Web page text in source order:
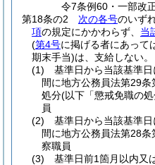
令7条例60・一部改
第18条の2
次の各号のいず
項の規定にかかわらず、 当
(第4号に掲げる者にあって
期末手当)は、支給しない。
(1)
基準日から当該基準
間に地方公務員法第29
処分(以下「懲戒免職の
員
(2)
基準日から当該基準
間に地方公務員法第28
察職員
(3)
基準日前1箇月以内又